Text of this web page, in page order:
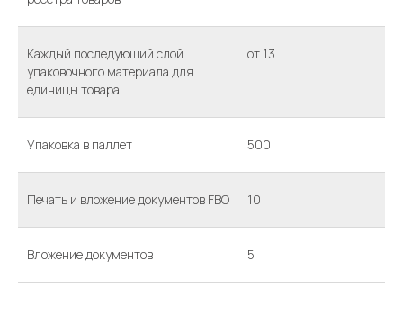
Каждый последующий слой
упаковочного материала для
единицы товара
от 13
Упаковка в паллет 500
Печать и вложение документов FBO 10
Вложение документов 5